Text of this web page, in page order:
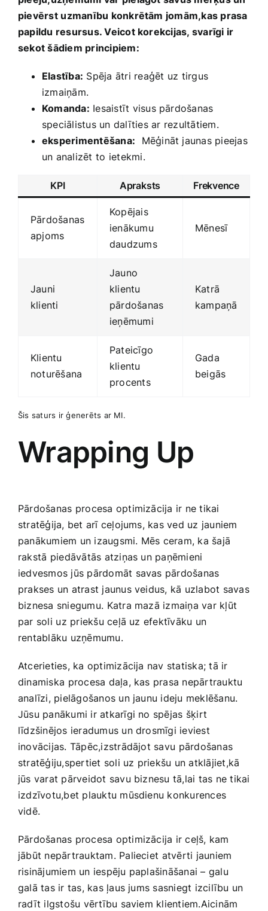
pievērst⁣ uzmanību konkrētām jomām,kas prasa
papildu resursus. Veicot korekcijas, svarīgi ir
sekot šādiem principiem:
Elastība: Spēja ātri reaģēt uz⁣ tirgus
izmaiņām.
Komanda: Iesaistīt visus pārdošanas
speciālistus un dalīties ⁤ar rezultātiem.
eksperimentēšana: ‌ Mēģināt jaunas pieejas
un analizēt ⁤to ietekmi.
KPI Apraksts Frekvence
Pārdošanas
apjoms
Kopējais
ienākumu
‍daudzums
Mēnesī
Jauni
klienti
Jauno
klientu
pārdošanas
ieņēmumi
Katrā
kampaņā
Klientu ​
noturēšana
Pateicīgo
klientu
procents
Gada
beigās
Šis saturs ir ģenerēts ar MI.
Wrapping Up
Pārdošanas⁣ procesa optimizācija ir ne tikai
stratēģija, bet arī ceļojums, kas ved uz jauniem
panākumiem un izaugsmi. Mēs ceram, ka šajā‍
rakstā ⁢piedāvātās atziņas un paņēmieni⁣
iedvesmos jūs pārdomāt savas pārdošanas
prakses un atrast jaunus veidus, kā uzlabot savas
biznesa sniegumu. ⁤Katra mazā ​izmaiņa var kļūt
par soli ⁤uz priekšu ​ceļā uz efektīvāku un
rentablāku uzņēmumu.
Atcerieties, ka optimizācija nav statiska; tā ir
dinamiska ⁢procesa daļa, kas prasa nepārtrauktu
analīzi, pielāgošanos un jaunu‌ ideju meklēšanu.
Jūsu panākumi ir atkarīgi no spējas ⁣šķirt
līdzšinējos ieradumus ‍un drosmīgi ieviest
inovācijas. Tāpēc,izstrādājot savu⁢ pārdošanas
stratēģiju,spertiet soli uz priekšu un atklājiet,kā
jūs varat pārveidot savu biznesu ‌tā,lai tas ​ne tikai
​izdzīvotu,bet plauktu mūsdienu konkurences
vidē.
Pārdošanas procesa optimizācija ir ceļš, kam‌
jābūt nepārtrauktam. Palieciet ⁣atvērti jauniem
risinājumiem un iespēju ​paplašināšanai – galu
galā tas ir tas, kas ļaus jums sasniegt izcilību ⁢un
‍radīt ilgstošu ‌vērtību saviem klientiem.Aicinām